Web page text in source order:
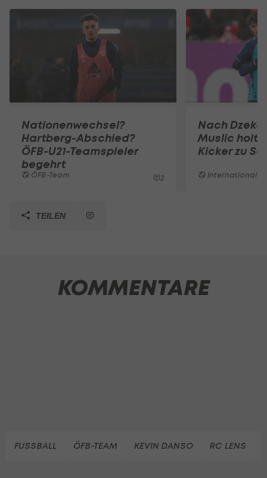
Nationenwechsel?
Hartberg-Abschied?
ÖFB-U21-Teamspieler
begehrt
ÖFB-Team 2
Nach
Muslic holt
Kicker zu
International
TEILEN
KOMMENTARE
FUSSBALL ÖFB-TEAM KEVIN DANSO RC LENS